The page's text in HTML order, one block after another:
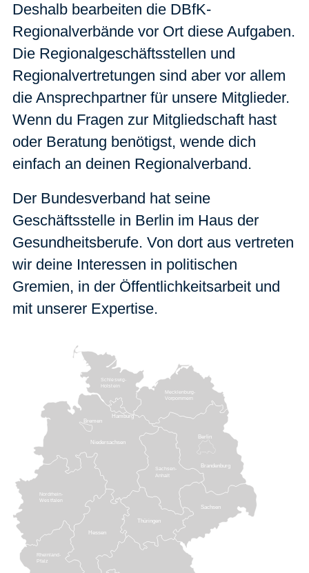
Deshalb bearbeiten die DBfK-
Regionalverbände vor Ort diese Aufgaben.
Die Regionalgeschäftsstellen und
Regionalvertretungen sind aber vor allem
die Ansprechpartner für unsere Mitglieder.
Wenn du Fragen zur Mitgliedschaft hast
oder Beratung benötigst, wende dich
einfach an deinen Regionalverband.
Der Bundesverband hat seine
Geschäftsstelle in Berlin im Haus der
Gesundheitsberufe. Von dort aus vertreten
wir deine Interessen in politischen
Gremien, in der Öffentlichkeitsarbeit und
mit unserer Expertise.
Nordrhein-
Westfalen
Niedersachsen
Bremen
Schleswig-
Holstein
Hamburg
Mecklenburg-
Vorpommern
Brandenburg
Thüringen
Sachsen
Sachsen-
Anhalt
Berlin
Hessen
Rheinland-
Pfalz